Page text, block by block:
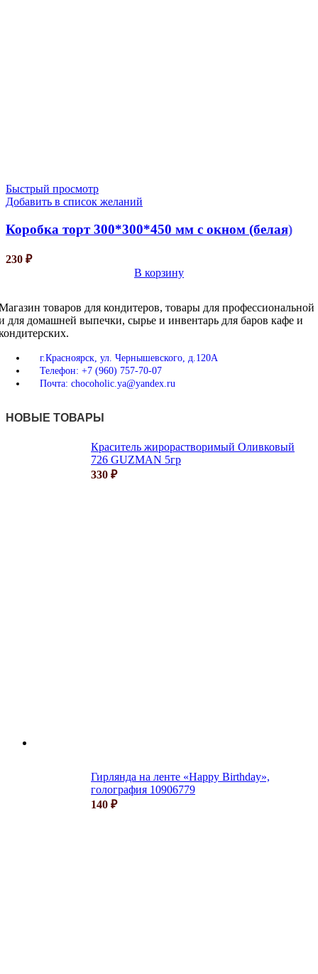
Быстрый просмотр
Добавить в список желаний
Коробка торт 300*300*450 мм с окном (белая)
230 ₽
В корзину
товаров для кондитеров, товары для профессиональной
для домашней выпечки, сырье и инвентарь для баров кафе и
г.Красноярск, ул. Чернышевского, д.120А
Телефон: +7 (960) 757-70-07
Почта: chocoholic.ya@yandex.ru
НОВЫЕ ТОВАРЫ
Краситель жирорастворимый Оливковый
726 GUZMAN 5гр
330 ₽
Гирлянда на ленте «Happy Birthday»,
голография 10906779
140 ₽